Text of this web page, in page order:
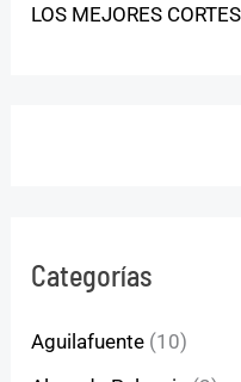
LOS MEJORES
Categorías
Aguilafuente (10)